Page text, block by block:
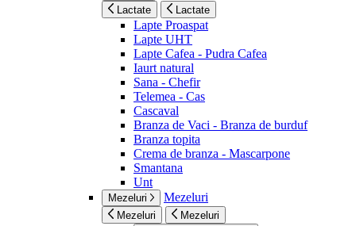
Lactate Lactate
Lapte Proaspat
Lapte UHT
Lapte Cafea - Pudra Cafea
Iaurt natural
Sana - Chefir
Telemea - Cas
Cascaval
Branza de Vaci - Branza de burduf
Branza topita
Crema de branza - Mascarpone
Smantana
Unt
Mezeluri Mezeluri
Mezeluri
Mezeluri